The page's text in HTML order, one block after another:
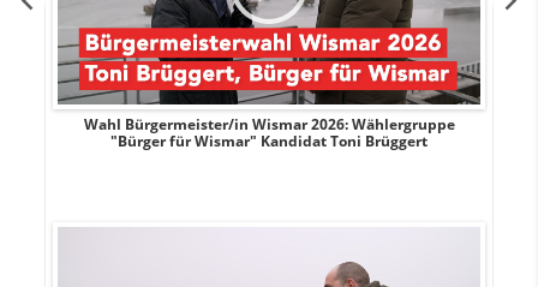
Wahl Bürgermeister/in Wismar 2026: Wählergruppe
"Bürger für Wismar" Kandidat Toni Brüggert